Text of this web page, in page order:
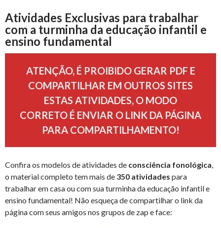
Atividades Exclusivas para trabalhar
com a turminha da educação infantil e
ensino fundamental
ATENÇÃO, É PROIBIDO GERAR PDF E
COMPARTILHAR EM OUTROS SITES
ESTAS ATIVIDADES, O MODO
CORRETO É ENVIAR O LINK DA PÁGINA
PARA COMPARTILHAMENTO!
Confira os modelos de atividades de consciência fonológica,
o material completo tem mais de 350 atividades para
trabalhar em casa ou com sua turminha da educação infantil e
ensino fundamental! Não esqueça de compartilhar o link da
página com seus amigos nos grupos de zap e face: